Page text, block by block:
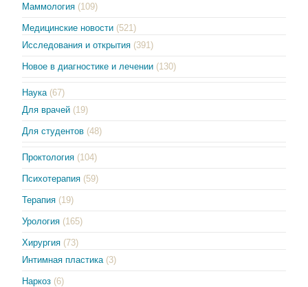
Маммология (109)
Медицинские новости (521)
Исследования и открытия (391)
Новое в диагностике и лечении (130)
Наука (67)
Для врачей (19)
Для студентов (48)
Проктология (104)
Психотерапия (59)
Терапия (19)
Урология (165)
Хирургия (73)
Интимная пластика (3)
Наркоз (6)